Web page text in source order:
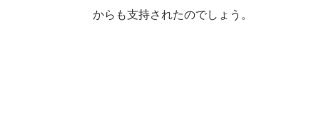
からも支持されたのでしょう。